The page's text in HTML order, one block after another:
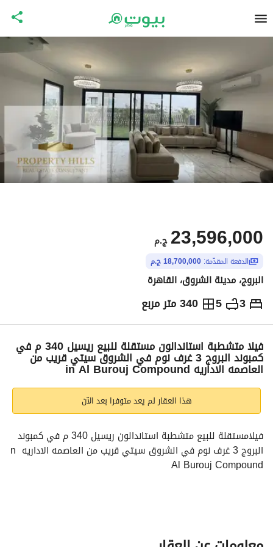
ج.م 23,596,000
الدفعة المقدّمة: 18,700,000 ج.م
البروج، مدينة الشروق، القاهرة
3
5 340 متر مربع ج.م23,596,000
التفاصيل الاتجاهات والمؤشرات رهن عقاريفيلا متشطبة استاندالون مستقلة للبيع ريسيل 340 م في
كمبوند البروج 3 غرف نوم في الشروق سيتي قريب من
العاصمه الاداريه in Al Burouj Compound
هذا العقار لم يعد متوفرا بعد الآن
البروج 3 غرف نوم في الشروق سيتي قريب من العاصمه الاداريه in
Al Burouj Compound